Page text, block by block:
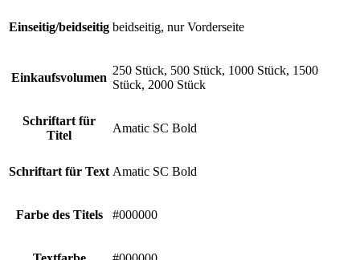
Einseitig/beidseitig beidseitig, nur Vorderseite
Einkaufsvolumen
250 Stück, 500 Stück, 1000 Stück, 1500
Stück, 2000 Stück
Schriftart für
Titel
Amatic SC Bold
Schriftart für Text Amatic SC Bold
Farbe des Titels #000000